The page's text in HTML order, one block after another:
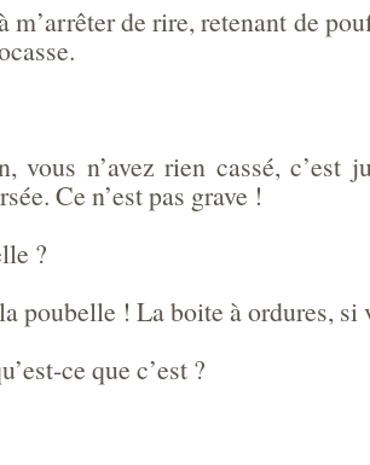
m’arrêter de rire, retenant de
vous n’avez rien cassé, c’est
Ce n’est pas grave !
?
poubelle ! La boite à ordures, si
ce que c’est ?